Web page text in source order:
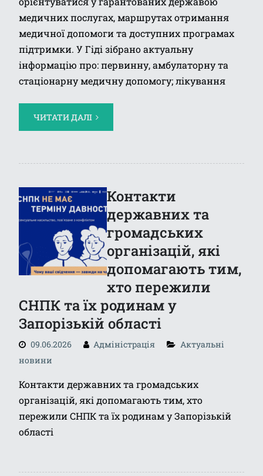
медичних послугах, маршрутах отримання
медичної допомоги та доступних програмах
підтримки. У Гіді зібрано актуальну
інформацію про: первинну, амбулаторну та
стаціонарну медичну допомогу; лікування
ЧИТАТИ ДАЛІ
Контакти
державних та
громадських
організацій, які
допомагають тим,
хто пережили
СНПК та їх родинам у
Запорізькій області
09.06.2026 Адміністрація
Актуальні
новини
Контакти державних та громадських
організацій, які допомагають тим, хто
пережили СНПК та їх родинам у Запорізькій
області